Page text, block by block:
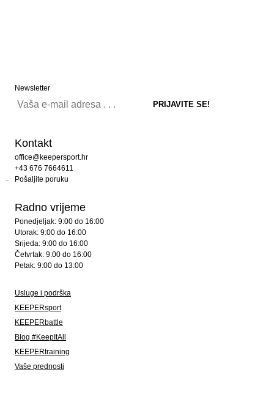
Newsletter
Kontakt
office@keepersport.hr
+43 676 7664611
Pošaljite poruku
Radno vrijeme
Ponedjeljak: 9:00 do 16:00
Utorak: 9:00 do 16:00
Srijeda: 9:00 do 16:00
Četvrtak: 9:00 do 16:00
Petak: 9:00 do 13:00
Usluge i podrška
KEEPERsport
KEEPERbattle
Blog #KeepItAll
KEEPERtraining
Vaše prednosti